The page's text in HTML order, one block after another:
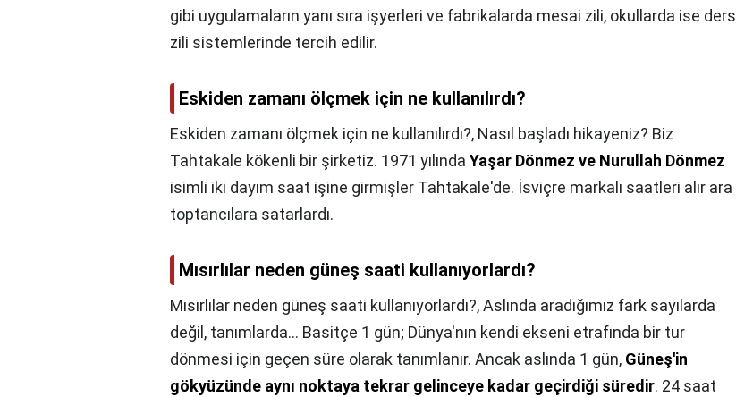
gibi uygulamaların yanı sıra işyerleri ve fabrikalarda mesai zili, okullarda ise ders
zili sistemlerinde tercih edilir.
Eskiden zamanı ölçmek için ne kullanılırdı?
Eskiden zamanı ölçmek için ne kullanılırdı?, Nasıl başladı hikayeniz? Biz
Tahtakale kökenli bir şirketiz. 1971 yılında Yaşar Dönmez ve Nurullah Dönmez
isimli iki dayım saat işine girmişler Tahtakale'de. İsviçre markalı saatleri alır ara
toptancılara satarlardı.
Mısırlılar neden güneş saati kullanıyorlardı?
Mısırlılar neden güneş saati kullanıyorlardı?,Aslında aradığımız fark sayılarda
değil, tanımlarda... Basitçe 1 gün; Dünya'nın kendi ekseni etrafında bir tur
dönmesi için geçen süre olarak tanımlanır. Ancak aslında 1 gün, Güneş'in
gökyüzünde aynı noktaya tekrar gelinceye kadar geçirdiği süredir. 24 saat